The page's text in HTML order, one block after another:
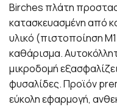
Birches πλάτη
κατασκευασμένη από
υλικό (πιστοποίηση
καθάρισμα.
μικροδομή
φυσαλίδες. Προϊόν
εύκολη εφαρμογή,